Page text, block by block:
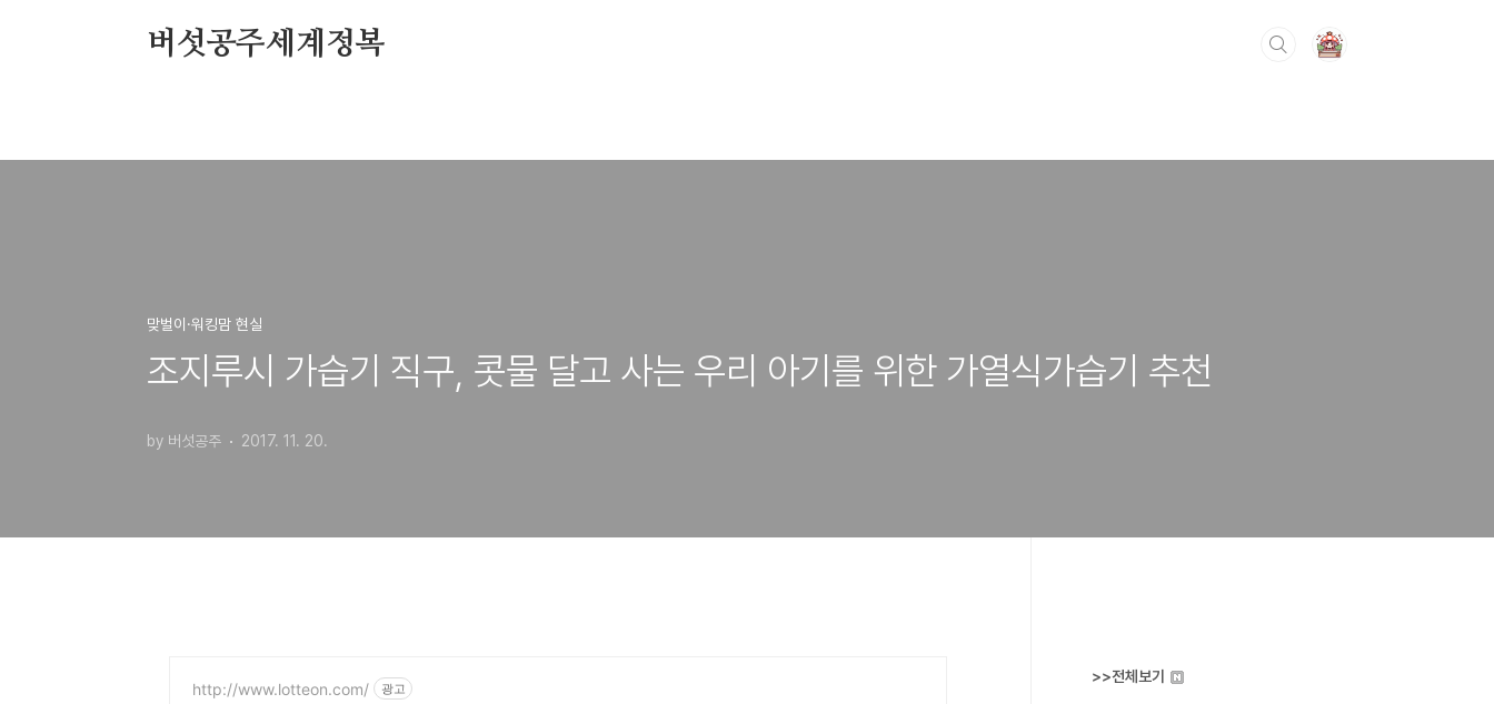
버섯공주세계정복
맞벌이·워킹맘 현실
조지루시 가습기 직구, 콧물 달고 사는 우리 아기를 위한 가열식가습기 추천
by 버섯공주 2017. 11. 20.
http://www.lotteon.com/ 광고
>>전체보기